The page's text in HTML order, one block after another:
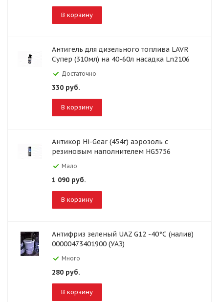
В корзину
Антигель для дизельного топлива LAVR
Супер (310мл) на 40-60л насадка Ln2106
Достаточно
330 руб.
В корзину
Антикор Hi-Gear (454г) аэрозоль с
резиновым наполнителем HG5756
Мало
1 090 руб.
В корзину
Антифриз зеленый UAZ G12 -40°С (налив)
00000473401900 (УАЗ)
Много
280 руб.
В корзину